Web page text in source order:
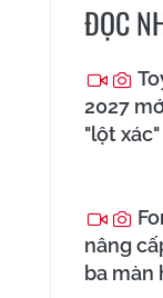
ĐỌC
2027
"lột xác"
nâng
ba màn